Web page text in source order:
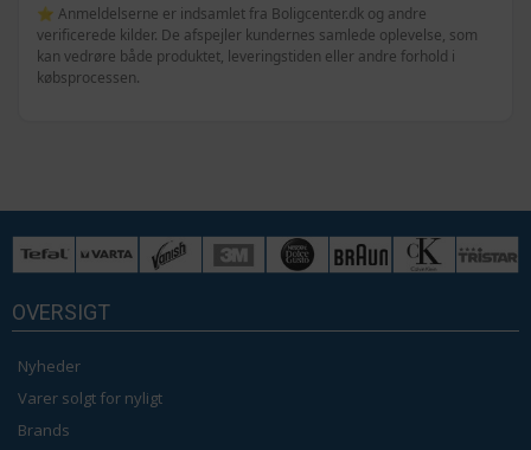
⭐ Anmeldelserne er indsamlet fra Boligcenter.dk og andre
verificerede kilder. De afspejler kundernes samlede oplevelse, som
kan vedrøre både produktet, leveringstiden eller andre forhold i
købsprocessen.
OVERSIGT
Nyheder
Varer solgt for nyligt
Brands